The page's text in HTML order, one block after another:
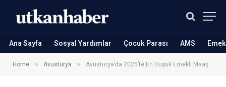
Ana Sayfa Sosyal Yardımlar Çocuk Parası AMS
Home » Avusturya » Avusturya’da 2025’te En Düşük Emekli Maaşı 1.273 Euro’ya Yükselecek